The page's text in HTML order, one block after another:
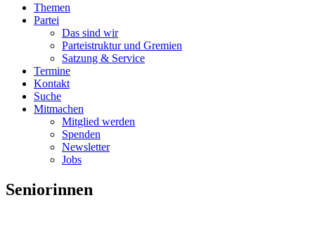
Themen
Partei
Das sind wir
Parteistruktur und Gremien
Satzung & Service
Termine
Kontakt
Suche
Mitmachen
Mitglied werden
Spenden
Newsletter
Jobs
Seniorinnen